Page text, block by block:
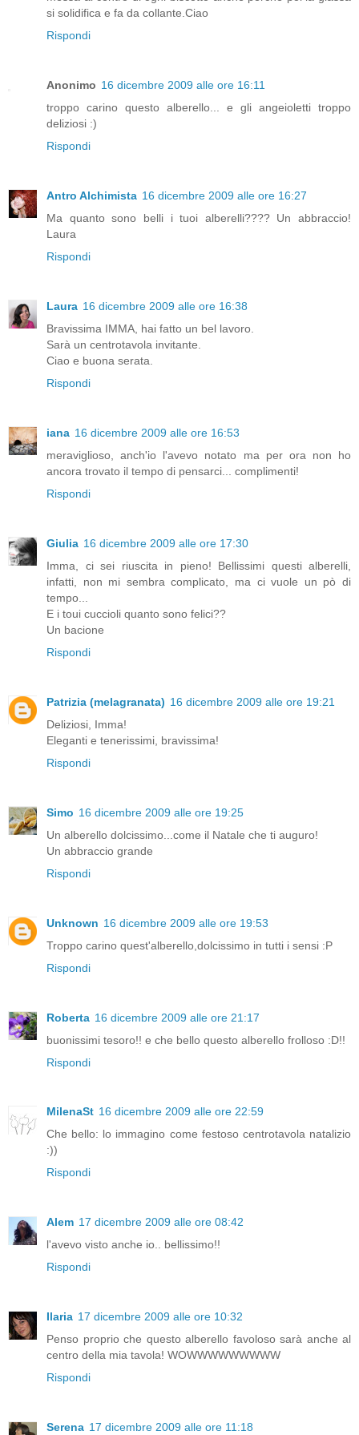
si solidifica e fa da collante.Ciao
Rispondi
Anonimo 16 dicembre 2009 alle ore 16:11
troppo carino questo alberello... e gli angeioletti troppo
deliziosi :)
Rispondi
Antro Alchimista 16 dicembre 2009 alle ore 16:27
Ma quanto sono belli i tuoi alberelli???? Un abbraccio!
Laura
Rispondi
Laura 16 dicembre 2009 alle ore 16:38
Bravissima IMMA, hai fatto un bel lavoro.
Sarà un centrotavola invitante.
Ciao e buona serata.
Rispondi
iana 16 dicembre 2009 alle ore 16:53
meraviglioso, anch'io l'avevo notato ma per ora non ho
ancora trovato il tempo di pensarci... complimenti!
Rispondi
Giulia 16 dicembre 2009 alle ore 17:30
Imma, ci sei riuscita in pieno! Bellissimi questi alberelli,
infatti, non mi sembra complicato, ma ci vuole un pò di
tempo...
E i toui cuccioli quanto sono felici??
Un bacione
Rispondi
Patrizia (melagranata) 16 dicembre 2009 alle ore 19:21
Deliziosi, Imma!
Eleganti e tenerissimi, bravissima!
Rispondi
Simo 16 dicembre 2009 alle ore 19:25
Un alberello dolcissimo...come il Natale che ti auguro!
Un abbraccio grande
Rispondi
Unknown 16 dicembre 2009 alle ore 19:53
Troppo carino quest'alberello,dolcissimo in tutti i sensi :P
Rispondi
Roberta 16 dicembre 2009 alle ore 21:17
buonissimi tesoro!! e che bello questo alberello frolloso :D!!
Rispondi
MilenaSt 16 dicembre 2009 alle ore 22:59
Che bello: lo immagino come festoso centrotavola natalizio
:))
Rispondi
Alem 17 dicembre 2009 alle ore 08:42
l'avevo visto anche io.. bellissimo!!
Rispondi
Ilaria 17 dicembre 2009 alle ore 10:32
Penso proprio che questo alberello favoloso sarà anche al
centro della mia tavola! WOWWWWWWWWW
Rispondi
Serena 17 dicembre 2009 alle ore 11:18